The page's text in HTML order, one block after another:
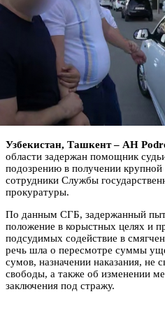
Узбекистан, Ташкент – АН
области задержан помощник
подозрению в получении
сотрудники Службы
прокуратуры.
По данным СГБ, задержанный
положение в корыстных целях и
подсудимых содействие в
речь шла о пересмотре суммы
сумов, назначении наказания, не
свободы, а также об изменении
заключения под стражу.